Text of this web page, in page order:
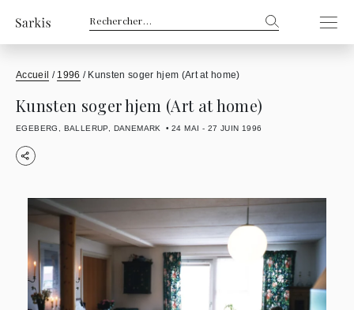
Rechercher :
Accueil / 1996 / Kunsten soger hjem (Art at home)
Kunsten soger hjem (Art at home)
EGEBERG, BALLERUP, DANEMARK 24 MAI - 27 JUIN 1996